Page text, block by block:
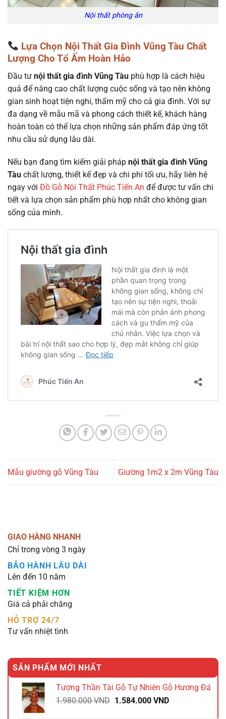
Nội thất phòng ăn
Lựa Chọn Nội Thất Gia Đình Vũng Tàu Chất
Lượng Cho Tổ Ấm Hoàn Hảo
Đầu tư nội thất gia đình Vũng Tàu phù hợp là cách hiệu
quả để nâng cao chất lượng cuộc sống và tạo nên không
gian sinh hoạt tiện nghi, thẩm mỹ cho cả gia đình. Với sự
đa dạng về mẫu mã và phong cách thiết kế, khách hàng
hoàn toàn có thể lựa chọn những sản phẩm đáp ứng tốt
nhu cầu sử dụng lâu dài.
Nếu bạn đang tìm kiếm giải pháp nội thất gia đình Vũng
Tàu chất lượng, thiết kế đẹp và chi phí tối ưu, hãy liên hệ
ngay với Đồ Gỗ Nội Thất Phúc Tiến An để được tư vấn chi
tiết và lựa chọn sản phẩm phù hợp nhất cho không gian
sống của mình.
Mẫu giường gỗ Vũng Tàu Giường 1m2 x 2m Vũng Tàu
GIAO HÀNG NHANH
Chỉ trong vòng 3 ngày
BẢO HÀNH LÂU DÀI
Lên đến 10 năm
TIẾT KIỆM HƠN
Giá cả phải chăng
HỖ TRỢ 24/7
Tư vấn nhiệt tình
SẢN PHẨM MỚI NHẤT
Tượng Thần Tài Gỗ Tự Nhiên Gỗ Hương Đá
1.980.000VND Giá
1.584.000 VNDGiá